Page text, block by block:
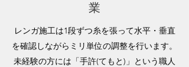
業
レンガ施工は1段ずつ糸を張って水平・垂直
を確認しながらミリ単位の調整を行います。
未経験の方には「手許(てもと)」という職人